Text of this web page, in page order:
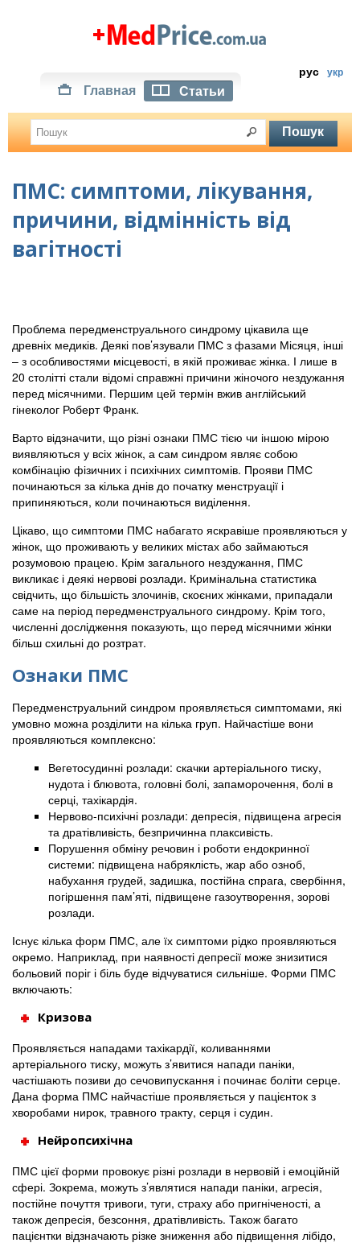
рус укр
Главная Статьи
ПМС: симптоми, лікування,
причини, відмінність від
вагітності
Проблема передменструального синдрому цікавила ще
древніх медиків. Деякі пов’язували ПМС з фазами Місяця, інші
– з особливостями місцевості, в якій проживає жінка. І лише в
20 столітті стали відомі справжні причини жіночого нездужання
перед місячними. Першим цей термін вжив англійський
гінеколог Роберт Франк.
Варто відзначити, що різні ознаки ПМС тією чи іншою мірою
виявляються у всіх жінок, а сам синдром являє собою
комбінацію фізичних і психічних симптомів. Прояви ПМС
починаються за кілька днів до початку менструації і
припиняються, коли починаються виділення.
Цікаво, що симптоми ПМС набагато яскравіше проявляються у
жінок, що проживають у великих містах або займаються
розумовою працею. Крім загального нездужання, ПМС
викликає і деякі нервові розлади. Кримінальна статистика
свідчить, що більшість злочинів, скоєних жінками, припадали
саме на період передменструального синдрому. Крім того,
численні дослідження показують, що перед місячними жінки
більш схильні до розтрат.
Ознаки ПМС
Передменструальний синдром проявляється симптомами, які
умовно можна розділити на кілька груп. Найчастіше вони
проявляються комплексно:
Вегетосудинні розлади: скачки артеріального тиску,
нудота і блювота, головні болі, запаморочення, болі в
серці, тахікардія.
Нервово-психічні розлади: депресія, підвищена агресія
та дратівливість, безпричинна плаксивість.
Порушення обміну речовин і роботи ендокринної
системи: підвищена набряклість, жар або озноб,
набухання грудей, задишка, постійна спрага, свербіння,
погіршення пам’яті, підвищене газоутворення, зорові
розлади.
Існує кілька форм ПМС, але їх симптоми рідко проявляються
окремо. Наприклад, при наявності депресії може знизитися
больовий поріг і біль буде відчуватися сильніше. Форми ПМС
включають:
Кризова
Проявляється нападами тахікардії, коливаннями
артеріального тиску, можуть з’явитися напади паніки,
частішають позиви до сечовипускання і починає боліти серце.
Дана форма ПМС найчастіше проявляється у пацієнток з
хворобами нирок, травного тракту, серця і судин.
Нейропсихічна
ПМС цієї форми провокує різні розлади в нервовій і емоційній
сфері. Зокрема, можуть з’являтися напади паніки, агресія,
постійне почуття тривоги, туги, страху або пригніченості, а
також депресія, безсоння, дратівливість. Також багато
пацієнтки відзначають різке зниження або підвищення лібідо,